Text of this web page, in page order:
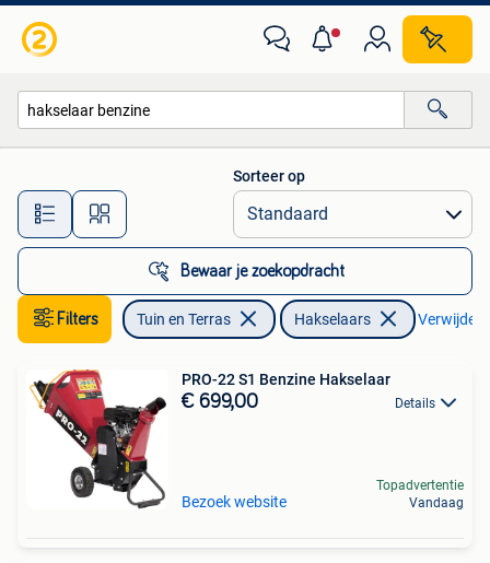
Alle afstanden…
Sorteer op
Bewaar je zoekopdracht
Filters Tuin en Terras Hakselaars Verwijder
PRO-22 S1 Benzine Hakselaar
€ 699,00 Details
Bezoek website
Topadvertentie
Vandaag